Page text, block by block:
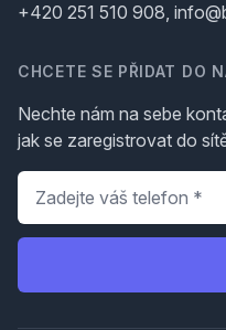
+420 251 510 908,
CHCETE SE PŘIDAT DO
Nechte nám na sebe
jak se zaregistrovat do
Telefon